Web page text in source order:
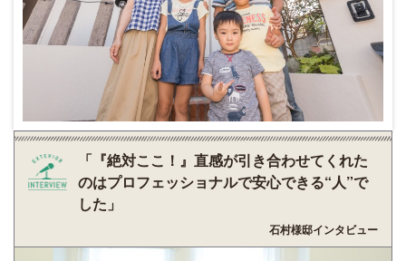
「『絶対ここ！』直感が引き合わせてくれた
のはプロフェッショナルで安心できる“人”で
した」
石村様邸インタビュー